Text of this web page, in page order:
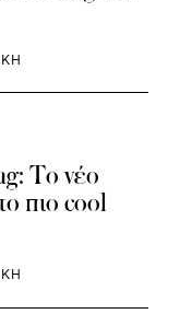
Το νέο
πιο cool